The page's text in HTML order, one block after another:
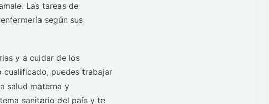
Las tareas de
según sus
y a cuidar de los
cualificado, puedes trabajar
salud materna y
sanitario del país y te